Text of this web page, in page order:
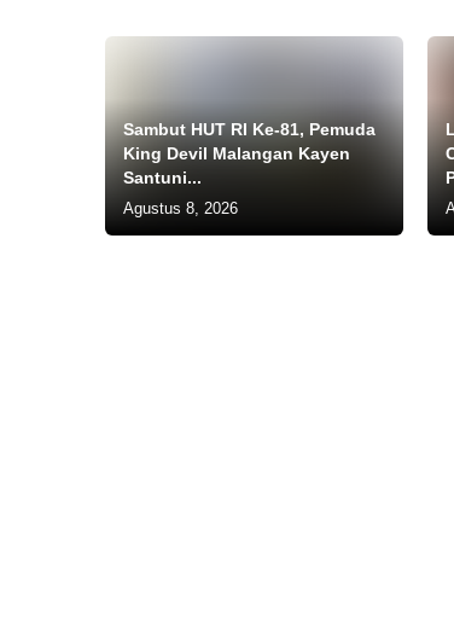
Sambut HUT RI Ke-81, Pemuda
King Devil Malangan Kayen
Santuni...
Agustus 8, 2026